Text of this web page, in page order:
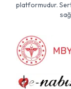
platformudur.